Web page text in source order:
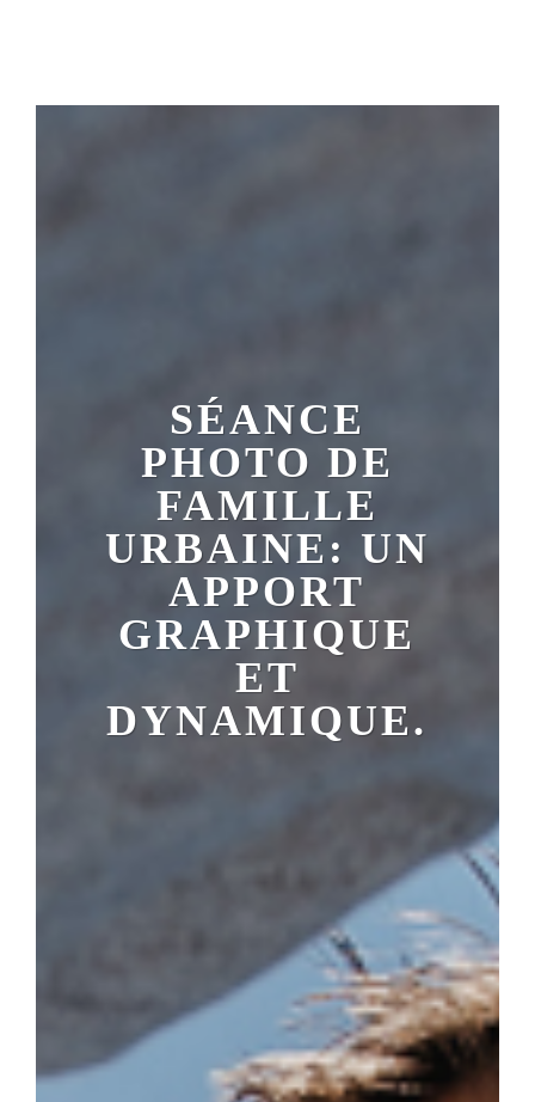
SÉANCE
PHOTO DE
FAMILLE
URBAINE: UN
APPORT
GRAPHIQUE
ET
DYNAMIQUE.